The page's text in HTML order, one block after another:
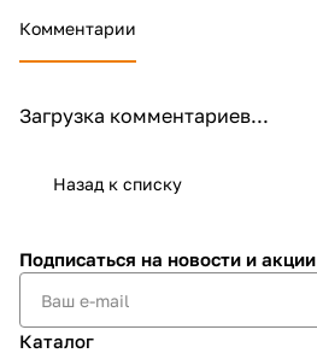
Комментарии
Загрузка комментариев...
Назад к списку
Подписаться на новости и акции
Каталог